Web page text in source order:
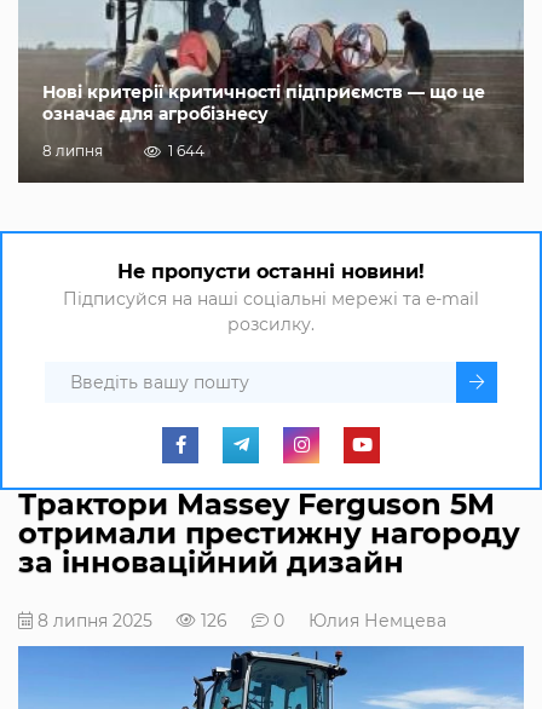
Нові критерії критичності підприємств — що це
означає для агробізнесу
8 липня 1 644
Не пропусти останні новини!
Підписуйся на наші соціальні мережі та e-mail
розсилку.
Трактори Massey Ferguson 5M
отримали престижну нагороду
за інноваційний дизайн
8 липня 2025 126 0 Юлия Немцева